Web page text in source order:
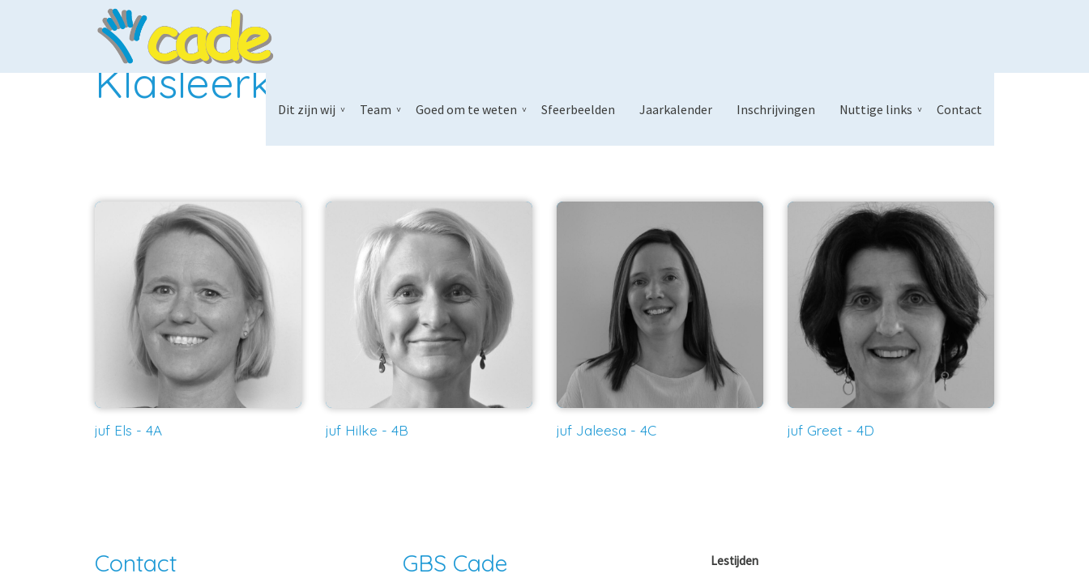
Dit zijn wij Team Goed om te weten Sfeerbeelden Jaarkalender Inschrijvingen Nuttige links Contact
Klasleerkrachten 4e leerjaar
juf Els - 4A juf Hilke - 4B juf Jaleesa - 4C juf Greet - 4D
Contact GBS Cade
Lestijden